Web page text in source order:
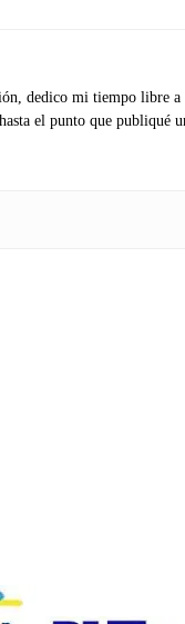
dedico mi tiempo libre a
el punto que publiqué